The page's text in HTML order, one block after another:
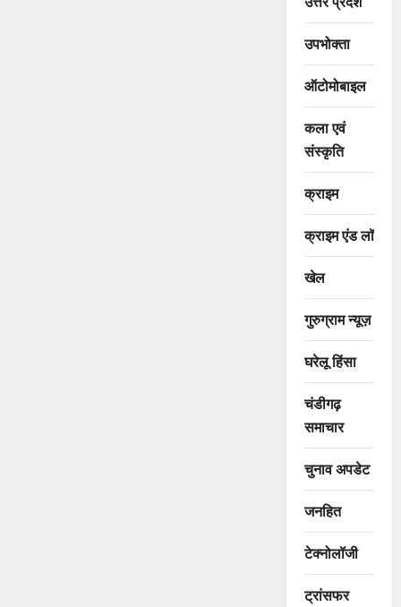
उपभोक्ता
ऑटोमोबाइल
कला एवं
संस्कृति
क्राइम
क्राइम एंड लॉ
खेल
गुरुग्राम न्यूज़
घरेलू हिंसा
चंडीगढ़
समाचार
चुनाव अपडेट
जनहित
टेक्नोलॉजी
ट्रांसफर